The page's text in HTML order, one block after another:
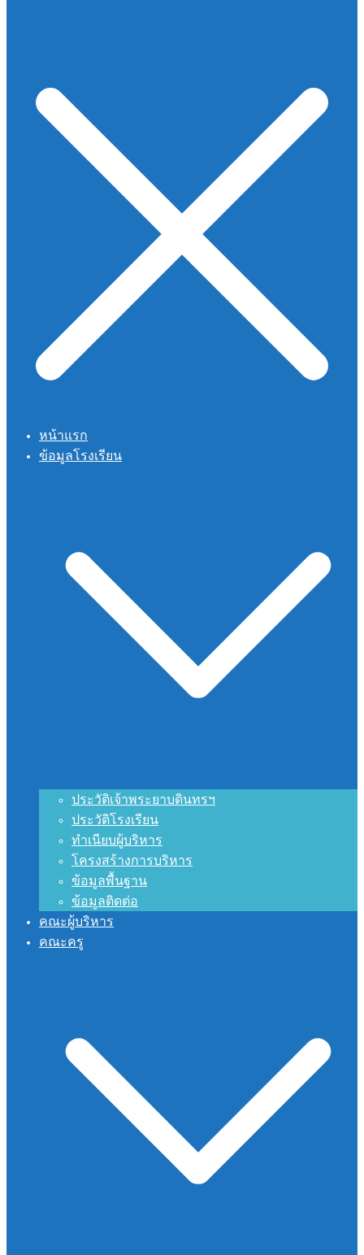
หน้าแรก
ข้อมูลโรงเรียน
ประวัติเจ้าพระยาบดินทรฯ
ประวัติโรงเรียน
ทำเนียบผู้บริหาร
โครงสร้างการบริหาร
ข้อมูลพื้นฐาน
ข้อมูลติดต่อ
คณะผู้บริหาร
คณะครู